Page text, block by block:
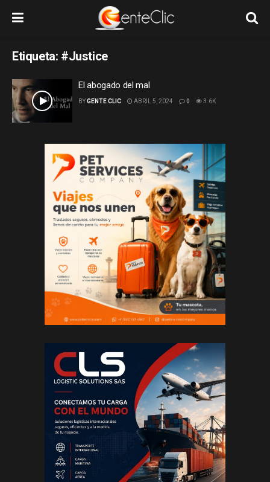
Etiqueta: #Justice
El abogado del mal
BYGENTE CLIC ABRIL 5, 2024 0 3.6K